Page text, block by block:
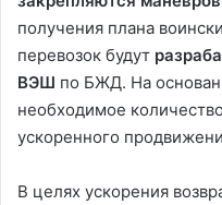
получения плана
перевозок будут
ВЭШ по БЖД. На
необходимое
ускоренного
В целях ускорения